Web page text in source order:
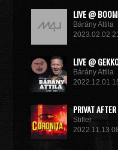
LIVE @
Bárány Attila
2023.02.02
LIVE @
Bárány Attila
2022.12.01
PRIVAT
Stifler
2022.11.13